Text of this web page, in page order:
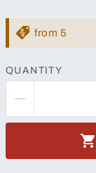
from 5
QUANTITY